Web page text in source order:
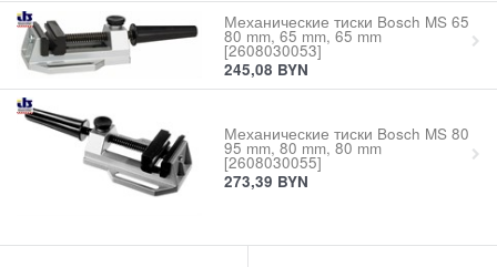
Механические тиски Bosch MS 65
80 mm, 65 mm, 65 mm
[2608030053]
245,08 BYN
Механические тиски Bosch MS 80
95 mm, 80 mm, 80 mm
[2608030055]
273,39 BYN